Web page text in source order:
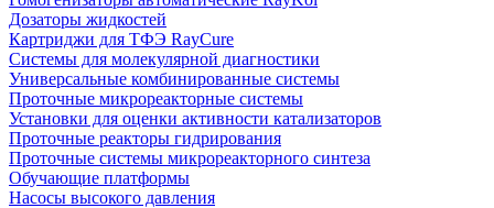
Дозаторы жидкостей
Картриджи для ТФЭ RayCure
Системы для молекулярной диагностики
Универсальные комбинированные системы
Проточные микрореакторные системы
Установки для оценки активности катализаторов
Проточные реакторы гидрирования
Проточные системы микрореакторного синтеза
Обучающие платформы
Насосы высокого давления